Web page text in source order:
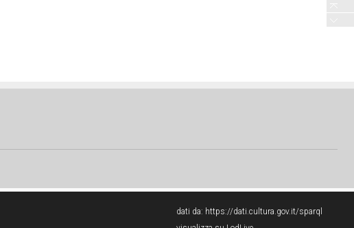
dati da: https://dati.cultura.gov.it/sparql